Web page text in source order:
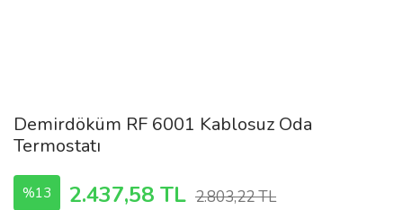
Demirdöküm RF 6001 Kablosuz Oda
Termostatı
%13 2.437,58 TL 2.803,22 TL